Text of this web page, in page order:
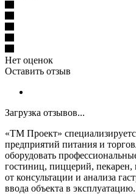
Нет оценок
Оставить отзыв
Загрузка отзывов...
«ТМ Проект»
предприятий питания и
оборудовать
гостиниц, пиццерий,
от консультации и анализа
ввода объекта в эксплуатацию.